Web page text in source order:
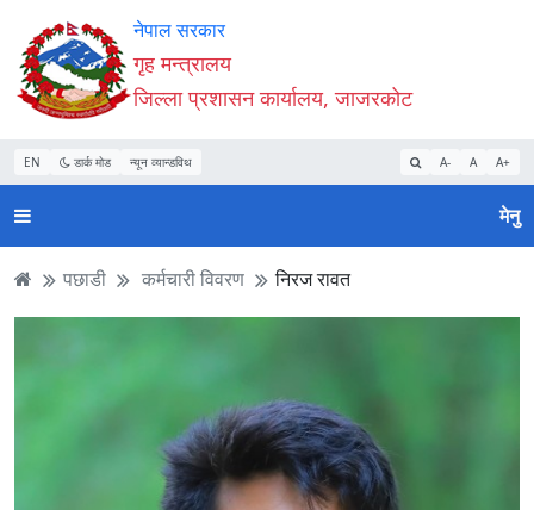
Accessibility
Mode
सुरु
गर्नुहोस्
सामाग्री
पढ्नुहाेस्
नेभिगेसन
पढ्नुहाेस्
वेबसाइट
खोजमा
जानुहोस्
नेपाल सरकार
गृह मन्त्रालय
जिल्ला प्रशासन कार्यालय, जाजरकोट
EN डार्क मोड न्यून व्यान्डविथ A- A A+
मेनु
पछाडी कर्मचारी विवरण निरज रावत